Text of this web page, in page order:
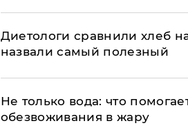
Диетологи сравнили хлеб
назвали самый полезный
Не только вода: что
обезвоживания в жару